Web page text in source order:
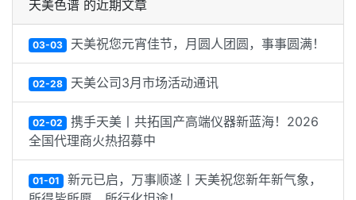
天美色谱 的近期文章
03-03 天美祝您元宵佳节，月圆人团圆，事事圆满！
02-28 天美公司3月市场活动通讯
02-02 携手天美丨共拓国产高端仪器新蓝海！2026
全国代理商火热招募中
01-01 新元已启，万事顺遂丨天美祝您新年新气象，